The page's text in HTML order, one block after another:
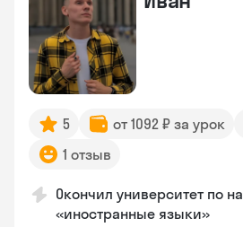
5 от 1092 ₽ за урок
1 отзыв
Окончил университет по
«иностранные языки»